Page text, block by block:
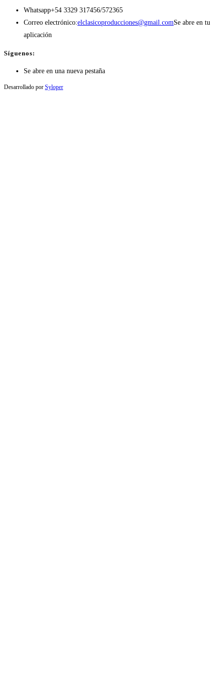
Whatsapp+54 3329 317456/572365
Correo electrónico:elclasicoproducciones@gmail.comSe abre en tu
aplicación
Síguenos:
Se abre en una nueva pestaña
Desarrollado por Syloper